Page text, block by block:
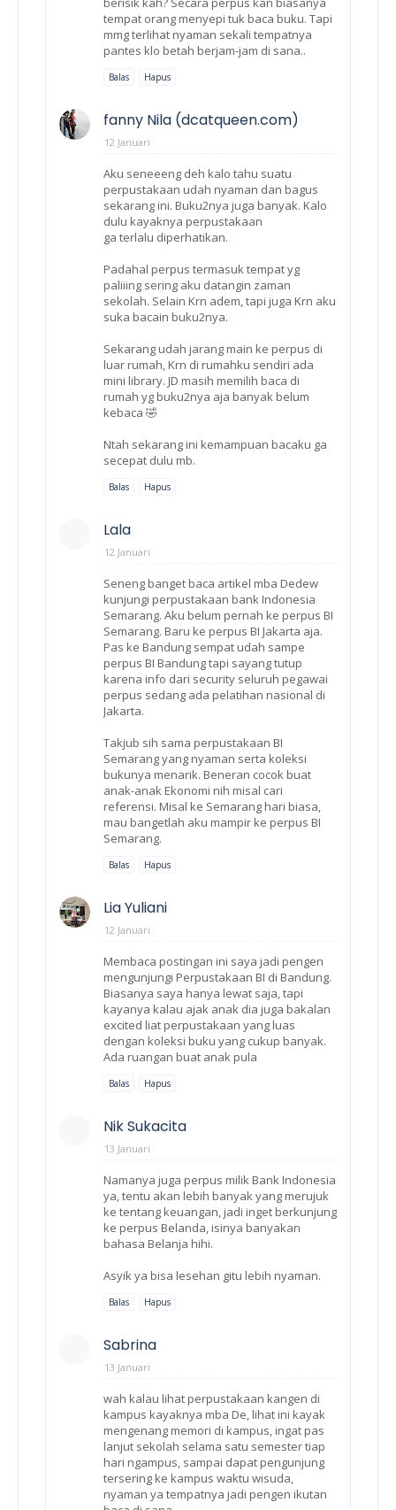
tempat orang menyepi tuk baca buku. Tapi
mmg terlihat nyaman sekali tempatnya
pantes klo betah berjam-jam di sana..
Balas Hapus
fanny Nila (dcatqueen.com)
12 Januari
Aku seneeeng deh kalo tahu suatu
perpustakaan udah nyaman dan bagus
sekarang ini. Buku2nya juga banyak. Kalo
dulu kayaknya perpustakaan
ga terlalu diperhatikan.
Padahal perpus termasuk tempat yg
paliiing sering aku datangin zaman
sekolah. Selain Krn adem, tapi juga Krn aku
suka bacain buku2nya.
Sekarang udah jarang main ke perpus di
luar rumah, Krn di rumahku sendiri ada
mini library. JD masih memilih baca di
rumah yg buku2nya aja banyak belum
kebaca 🤣
Ntah sekarang ini kemampuan bacaku ga
secepat dulu mb.
Balas Hapus
Lala
12 Januari
Seneng banget baca artikel mba Dedew
kunjungi perpustakaan bank Indonesia
Semarang. Aku belum pernah ke perpus BI
Semarang. Baru ke perpus BI Jakarta aja.
Pas ke Bandung sempat udah sampe
perpus BI Bandung tapi sayang tutup
karena info dari security seluruh pegawai
perpus sedang ada pelatihan nasional di
Jakarta.
Takjub sih sama perpustakaan BI
Semarang yang nyaman serta koleksi
bukunya menarik. Beneran cocok buat
anak-anak Ekonomi nih misal cari
referensi. Misal ke Semarang hari biasa,
mau bangetlah aku mampir ke perpus BI
Semarang.
Balas Hapus
Lia Yuliani
12 Januari
Membaca postingan ini saya jadi pengen
mengunjungi Perpustakaan BI di Bandung.
Biasanya saya hanya lewat saja, tapi
kayanya kalau ajak anak dia juga bakalan
excited liat perpustakaan yang luas
dengan koleksi buku yang cukup banyak.
Ada ruangan buat anak pula
Balas Hapus
Nik Sukacita
13 Januari
Namanya juga perpus milik Bank Indonesia
ya, tentu akan lebih banyak yang merujuk
ke tentang keuangan, jadi inget berkunjung
ke perpus Belanda, isinya banyakan
bahasa Belanja hihi.
Asyik ya bisa lesehan gitu lebih nyaman.
Balas Hapus
Sabrina
13 Januari
wah kalau lihat perpustakaan kangen di
kampus kayaknya mba De, lihat ini kayak
mengenang memori di kampus, ingat pas
lanjut sekolah selama satu semester tiap
hari ngampus, sampai dapat pengunjung
tersering ke kampus waktu wisuda,
nyaman ya tempatnya jadi pengen ikutan